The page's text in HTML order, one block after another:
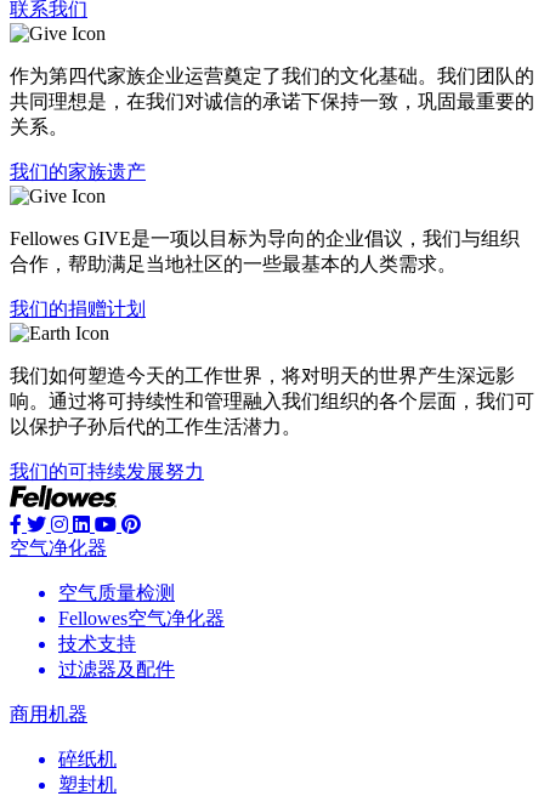
联系我们
作为第四代家族企业运营奠定了我们的文化基础。我们团队的
共同理想是，在我们对诚信的承诺下保持一致，巩固最重要的
关系。
我们的家族遗产
Fellowes GIVE是一项以目标为导向的企业倡议，我们与组织
合作，帮助满足当地社区的一些最基本的人类需求。
我们的捐赠计划
我们如何塑造今天的工作世界，将对明天的世界产生深远影
响。通过将可持续性和管理融入我们组织的各个层面，我们可
以保护子孙后代的工作生活潜力。
我们的可持续发展努力
空气净化器
空气质量检测
Fellowes空气净化器
技术支持
过滤器及配件
商用机器
碎纸机
塑封机